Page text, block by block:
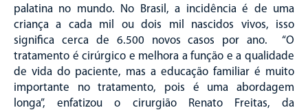
palatina no mundo. No Brasil, a incidência é de uma
criança a cada mil ou dois mil nascidos vivos, isso
significa cerca de 6.500 novos casos por ano. “O
tratamento é cirúrgico e melhora a função e a qualidade
de vida do paciente, mas a educação familiar é muito
importante no tratamento, pois é uma abordagem
longa”, enfatizou o cirurgião Renato Freitas, da